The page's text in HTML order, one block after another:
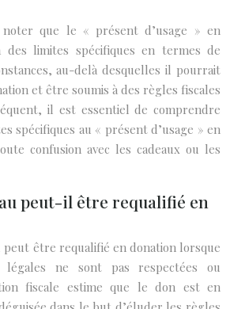
que le « présent d’usage » en
des limites spécifiques en termes de
au-delà desquelles il pourrait
et être soumis à des règles fiscales
il est essentiel de comprendre
spécifiques au « présent d’usage » en
confusion avec les cadeaux ou les
peut-il être requalifié en
peut être requalifié en donation lorsque
légales ne sont pas respectées ou
fiscale estime que le don est en